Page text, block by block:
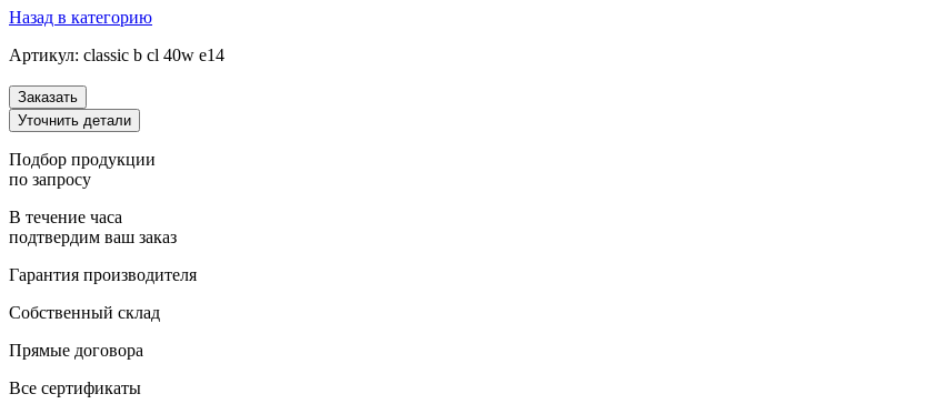
Назад в категорию
Артикул: classic b cl 40w e14
Заказать
Уточнить детали
Подбор продукции
по запросу
В течение часа
подтвердим ваш заказ
Гарантия производителя
Собственный склад
Прямые договора
Все сертификаты